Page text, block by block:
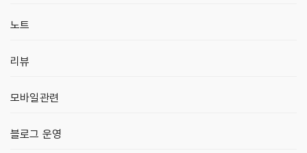
노트
리뷰
모바일관련
블로그 운영